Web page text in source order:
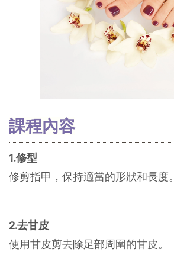
課程內容
1.修型
修剪指甲，保持適當的形狀和長度。
2.去甘皮
使用甘皮剪去除足部周圍的甘皮。